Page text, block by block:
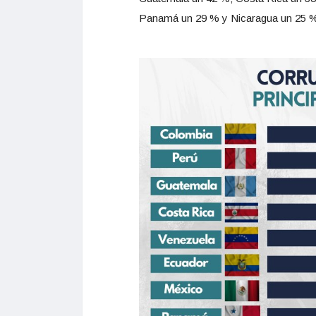
Panamá un 29 % y Nicaragua un 25